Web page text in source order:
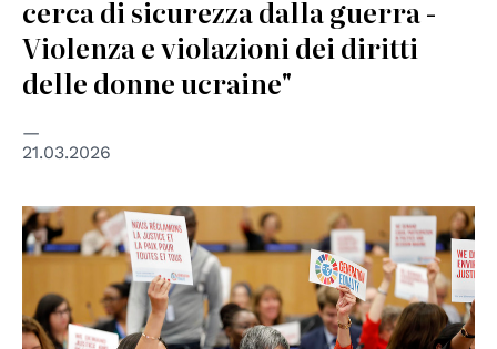
cerca di sicurezza dalla guerra -
Violenza e violazioni dei diritti
delle donne ucraine"
21.03.2026
© UN Women